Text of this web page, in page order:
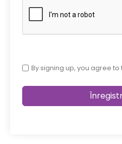
By signing up, you agree to